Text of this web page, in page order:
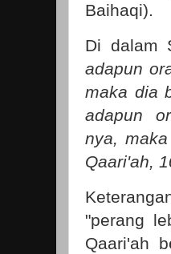
Baihaqi).
Di dalam
adapun
maka dia
adapun
nya,
Qaari'ah,
"perang
Qaari'ah